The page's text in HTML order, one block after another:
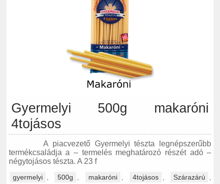
Gyermelyi 500g makaróni
4tojásos
A piacvezető Gyermelyi tészta legnépszerűbb
termékcsaládja a – termelés meghatározó részét adó –
négytojásos tészta. A 23 f
gyermelyi 500g makaróni 4tojásos Szárazárú